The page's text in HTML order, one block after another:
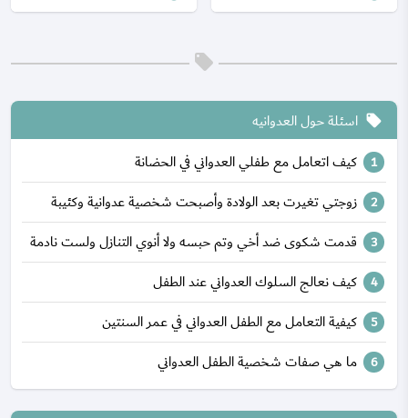
local_offer اسئلة حول العدوانيه
كيف اتعامل مع طفلي العدواني في الحضانة
زوجتي تغيرت بعد الولادة وأصبحت شخصية عدوانية وكئيبة
قدمت شكوى ضد أخي وتم حبسه ولا أنوي التنازل ولست نادمة
كيف نعالج السلوك العدواني عند الطفل
كيفية التعامل مع الطفل العدواني في عمر السنتين
ما هي صفات شخصية الطفل العدواني